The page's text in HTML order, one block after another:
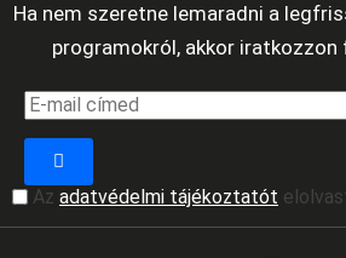
Ha nem szeretne lemaradni a
programokról, akkor iratkozzon
Az adatvédelmi tájékoztatót